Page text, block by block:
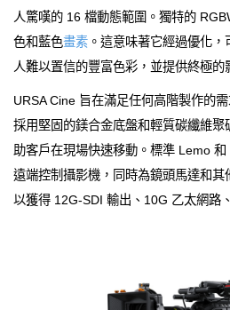
人驚嘆的 16 檔動態範圍。獨特的
色和藍色畫素 。這意味著它經過優化
人難以置信的豐富色彩，並提供終極的
URSA Cine 旨在滿足任何高階製作的
採用堅固的鎂合金底盤和輕質碳纖維
助客戶在現場快速移動。標準 Lemo
遠端控制攝影機，同時為鏡頭馬達和其
以獲得 12G‑SDI 輸出、10G 乙太網路